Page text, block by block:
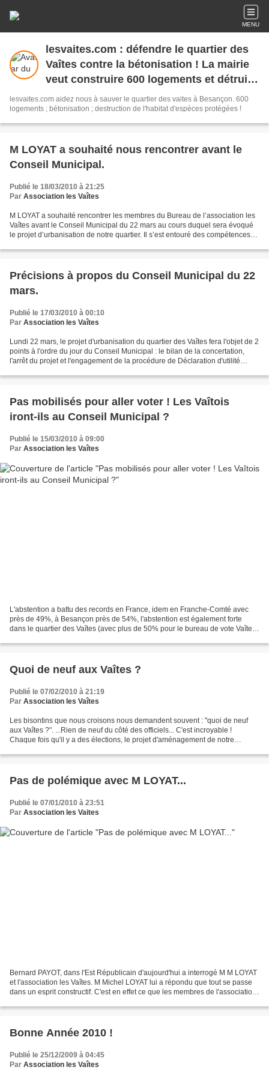
MENU
lesvaites.com : défendre le quartier des
Vaîtes contre la bétonisation ! La mairie
veut construire 600 logements et détruire
l'habitat d'espèces animales protégées !
lesvaites.com aidez nous à sauver le quartier des vaites à Besançon. 600
logements ; bétonisation ; destruction de l'habitat d'espèces protégées !
M LOYAT a souhaité nous rencontrer avant le
Conseil Municipal.
Publié le 18/03/2010 à 21:25
Par Association les Vaîtes
M LOYAT a souhaité rencontrer les membres du Bureau de l’association les
Vaîtes avant le Conseil Municipal du 22 mars au cours duquel sera évoqué
le projet d’urbanisation de notre quartier. Il s’est entouré des compétences
Précisions à propos du Conseil Municipal du 22
mars.
Publié le 17/03/2010 à 00:10
Par Association les Vaîtes
Lundi 22 mars, le projet d'urbanisation du quartier des Vaîtes fera l'objet de 2
points à l'ordre du jour du Conseil Municipal : le bilan de la concertation,
l'arrêt du projet et l'engagement de la procédure de Déclaration d'utilité
Pas mobilisés pour aller voter ! Les Vaîtois
iront-ils au Conseil Municipal ?
Publié le 15/03/2010 à 09:00
Par Association les Vaîtes
L'abstention a battu des records en France, idem en Franche-Comté avec
près de 49%, à Besançon près de 54%, l'abstention est également forte
dans le quartier des Vaîtes (avec plus de 50% pour le bureau de vote Vaîtes
Quoi de neuf aux Vaîtes ?
Publié le 07/02/2010 à 21:19
Par Association les Vaîtes
Les bisontins que nous croisons nous demandent souvent : "quoi de neuf
aux Vaîtes ?". ...Rien de neuf du côté des officiels... C'est incroyable !
Chaque fois qu'il y a des élections, le projet d'aménagement de notre
Pas de polémique avec M LOYAT...
Publié le 07/01/2010 à 23:51
Par Association les Vaites
Bernard PAYOT, dans l'Est Républicain d'aujourd'hui a interrogé M M LOYAT
et l'association les Vaîtes. M Michel LOYAT lui a répondu que tout se passe
dans un esprit constructif. C'est en effet ce que les membres de l'association
Bonne Année 2010 !
Publié le 25/12/2009 à 04:45
Par Association les Vaîtes